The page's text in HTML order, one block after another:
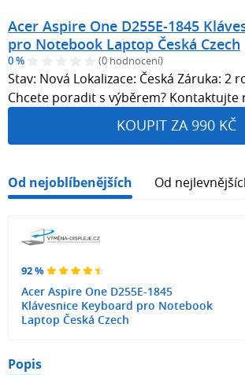
Acer Aspire One D255E-1845
pro Notebook Laptop Česká Czech
0 % (0 hodnocení)
Stav: Nová Lokalizace: Česká Záruka: 2
Chcete poradit s výběrem? Kontaktujte
KOUPIT ZA 990 KČ
Od nejoblíbenějších Od
92 %
Acer Aspire One D255E-1845
Klávesnice Keyboard pro Notebook
Laptop Česká Czech
Popis